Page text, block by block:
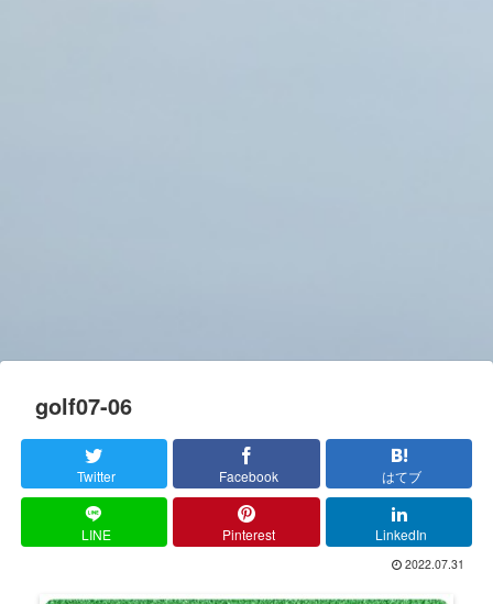
golf07-06
Twitter Facebook はてブ
LINE Pinterest LinkedIn
2022.07.31